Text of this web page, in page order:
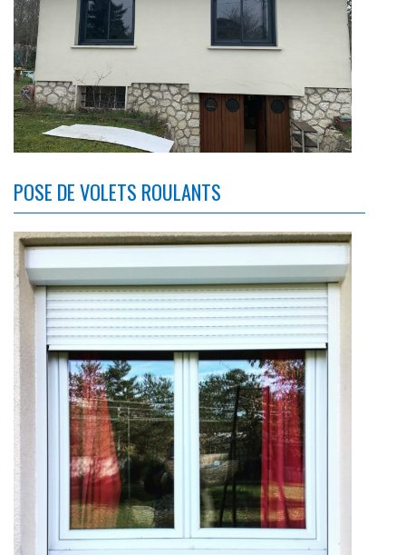
POSE DE VOLETS ROULANTS